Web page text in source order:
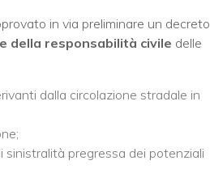
in via preliminare un decreto
della responsabilità civile delle
dalla circolazione stradale in
pregressa dei potenziali